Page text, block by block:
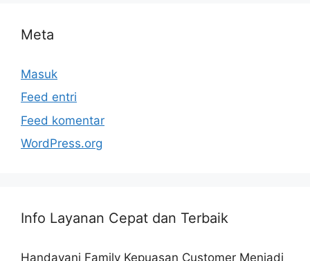
Meta
Masuk
Feed entri
Feed komentar
WordPress.org
Info Layanan Cepat dan Terbaik
Handayani Family Kepuasan Customer Menjadi